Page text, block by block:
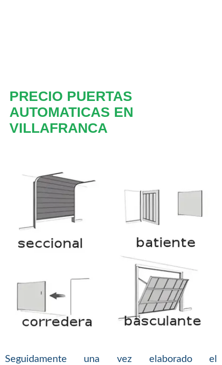
PRECIO PUERTAS
AUTOMATICAS EN
VILLAFRANCA
Seguidamente una vez elaborado el